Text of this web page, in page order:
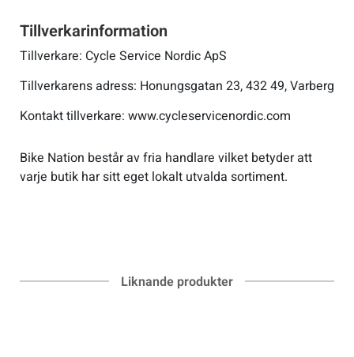
Tillverkarinformation
Tillverkare: Cycle Service Nordic ApS
Tillverkarens adress: Honungsgatan 23, 432 49, Varberg
Kontakt tillverkare: www.cycleservicenordic.com
Bike Nation består av fria handlare vilket betyder att
varje butik har sitt eget lokalt utvalda sortiment.
Liknande produkter